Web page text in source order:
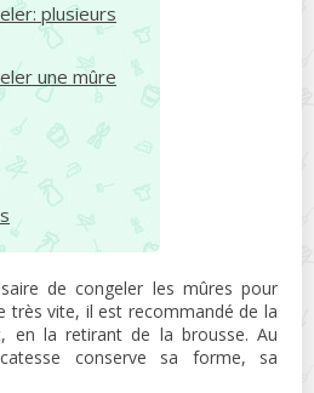
plusieurs
une mûre
de congeler les mûres pour
très vite, il est recommandé de la
en la retirant de la brousse. Au
conserve sa forme, sa